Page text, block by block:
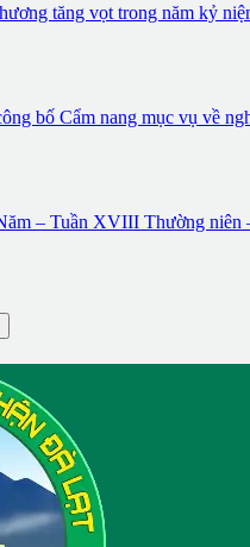
tăng vọt trong năm kỷ
bố Cẩm nang mục vụ về
– Tuần XVIII Thường niên